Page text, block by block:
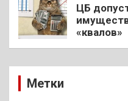
ЦБ
«квалов»
Метки